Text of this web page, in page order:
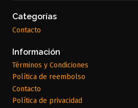
Categorías
Contacto
Información
Términos y Condiciones
Política de reembolso
Contacto
Política de privacidad